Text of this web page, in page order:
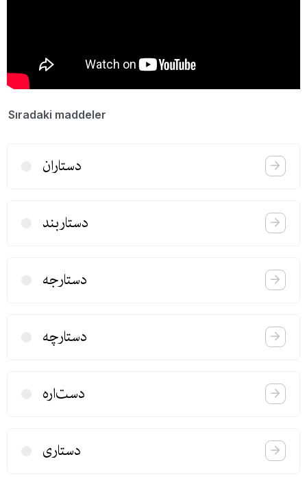
Sıradaki maddeler
دستاران
دستاربند
دستارجه
دستارچه
دست‌اره
دستاری